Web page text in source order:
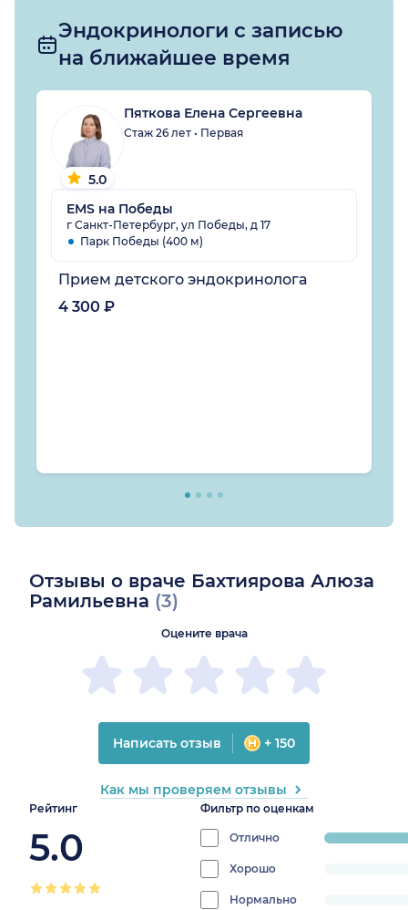
Эндокринологи с записью
на ближайшее время
5.0
Пяткова Елена Сергеевна
Стаж 26 лет • Первая
EMS на Победы
г Санкт-Петербург, ул Победы, д 17
Парк Победы (400 м)
Прием детского эндокринолога
4 300 ₽
Отзывы о враче Бахтиярова Алюза
Рамильевна (3)
Рейтинг
5.0
Фильтр по оценкам
Отлично
progress:
Хорошо
0%
Нормально
Оцените врача
Написать отзыв + 150
Как мы проверяем отзывы